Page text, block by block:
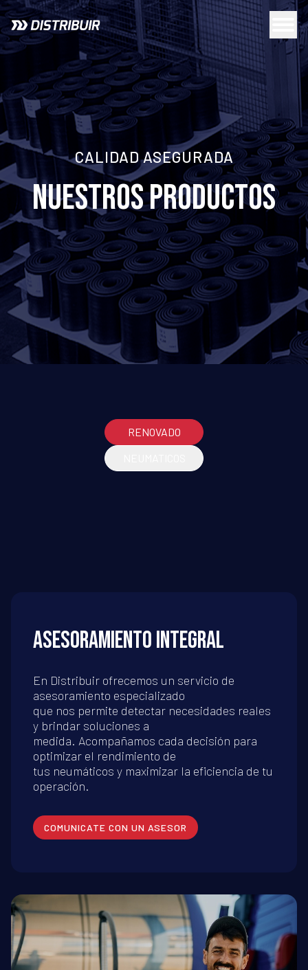
CALIDAD ASEGURADA
NUESTROS PRODUCTOS
RENOVADO
ASESORAMIENTO INTEGRAL
En Distribuir ofrecemos un servicio de
asesoramiento especializado
que nos permite detectar necesidades reales
y brindar soluciones a
medida. Acompañamos cada decisión para
optimizar el rendimiento de
tus neumáticos y maximizar la eficiencia de tu
operación.
COMUNICATE CON UN ASESOR